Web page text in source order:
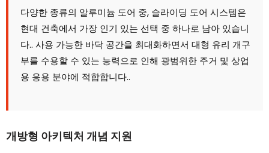
다양한 종류의 알루미늄 도어 중, 슬라이딩 도어 시스템은
현대 건축에서 가장 인기 있는 선택 중 하나로 남아 있습니
다.. 사용 가능한 바닥 공간을 최대화하면서 대형 유리 개구
부를 수용할 수 있는 능력으로 인해 광범위한 주거 및 상업
용 응용 분야에 적합합니다..
개방형 아키텍처 개념 지원